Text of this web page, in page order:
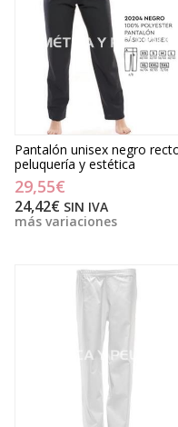
Pantalón unisex negro
peluquería y estética
29,55€
24,42€ SIN IVA
más variaciones